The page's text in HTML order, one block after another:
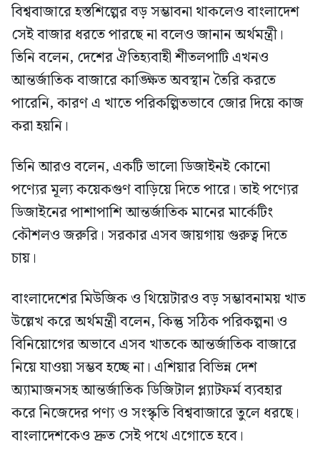
বিশ্ববাজারে হস্তশিল্পের বড় সম্ভাবনা থাকলেও বাংলাদেশ
সেই বাজার ধরতে পারছে না বলেও জানান অর্থমন্ত্রী।
তিনি বলেন, দেশের ঐতিহ্যবাহী শীতলপাটি এখনও
আন্তর্জাতিক বাজারে কাঙ্ক্ষিত অবস্থান তৈরি করতে
পারেনি, কারণ এ খাতে পরিকল্পিতভাবে জোর দিয়ে কাজ
করা হয়নি।
তিনি আরও বলেন, একটি ভালো ডিজাইনই কোনো
পণ্যের মূল্য কয়েকগুণ বাড়িয়ে দিতে পারে। তাই পণ্যের
ডিজাইনের পাশাপাশি আন্তর্জাতিক মানের মার্কেটিং
কৌশলও জরুরি। সরকার এসব জায়গায় গুরুত্ব দিতে
চায়।
বাংলাদেশের মিউজিক ও থিয়েটারও বড় সম্ভাবনাময় খাত
উল্লেখ করে অর্থমন্ত্রী বলেন, কিন্তু সঠিক পরিকল্পনা ও
বিনিয়োগের অভাবে এসব খাতকে আন্তর্জাতিক বাজারে
নিয়ে যাওয়া সম্ভব হচ্ছে না। এশিয়ার বিভিন্ন দেশ
অ্যামাজনসহ আন্তর্জাতিক ডিজিটাল প্ল্যাটফর্ম ব্যবহার
করে নিজেদের পণ্য ও সংস্কৃতি বিশ্ববাজারে তুলে ধরছে।
বাংলাদেশকেও দ্রুত সেই পথে এগোতে হবে।